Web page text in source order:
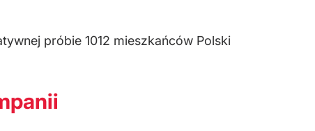
próbie 1012 mieszkańców Polski